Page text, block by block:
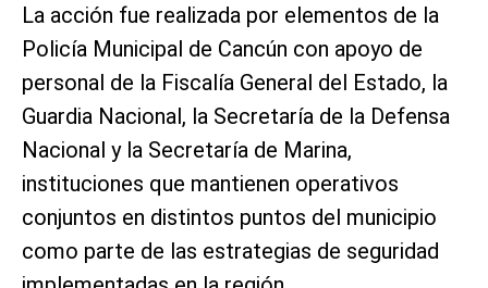
La acción fue realizada por elementos de la
Policía Municipal de Cancún con apoyo de
personal de la Fiscalía General del Estado, la
Guardia Nacional, la Secretaría de la Defensa
Nacional y la Secretaría de Marina,
instituciones que mantienen operativos
conjuntos en distintos puntos del municipio
como parte de las estrategias de seguridad